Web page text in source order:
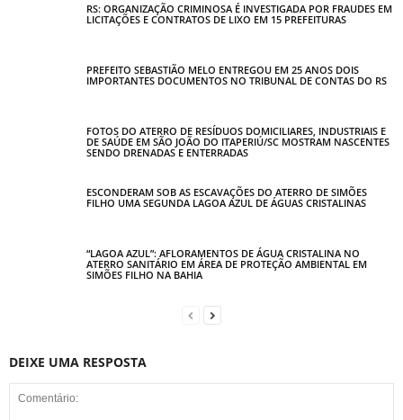
RS: ORGANIZAÇÃO CRIMINOSA É INVESTIGADA POR FRAUDES EM
LICITAÇÕES E CONTRATOS DE LIXO EM 15 PREFEITURAS
PREFEITO SEBASTIÃO MELO ENTREGOU EM 25 ANOS DOIS
IMPORTANTES DOCUMENTOS NO TRIBUNAL DE CONTAS DO RS
FOTOS DO ATERRO DE RESÍDUOS DOMICILIARES, INDUSTRIAIS E
DE SAÚDE EM SÃO JOÃO DO ITAPERIÚ/SC MOSTRAM NASCENTES
SENDO DRENADAS E ENTERRADAS
ESCONDERAM SOB AS ESCAVAÇÕES DO ATERRO DE SIMÕES
FILHO UMA SEGUNDA LAGOA AZUL DE ÁGUAS CRISTALINAS
“LAGOA AZUL”: AFLORAMENTOS DE ÁGUA CRISTALINA NO
ATERRO SANITÁRIO EM ÁREA DE PROTEÇÃO AMBIENTAL EM
SIMÕES FILHO NA BAHIA
DEIXE UMA RESPOSTA